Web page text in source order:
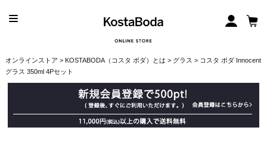
オンラインストア > KOSTABODA（コスタ ボダ）とは > グラス > コスタ ボダ Innocent
グラス 350ml 4Pセット